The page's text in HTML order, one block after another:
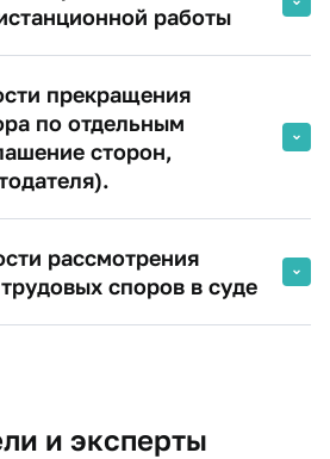
работы
прекращения
по отдельным
сторон,
рассмотрения
споров в суде
и эксперты